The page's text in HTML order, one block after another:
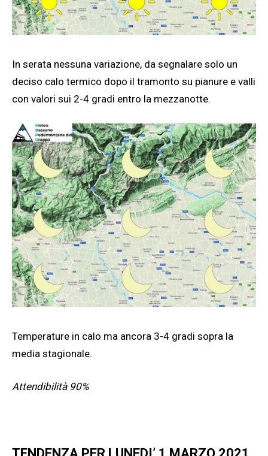
In serata nessuna variazione, da segnalare solo un
deciso calo termico dopo il tramonto su pianure e valli
con valori sui 2-4 gradi entro la mezzanotte.
Temperature in calo ma ancora 3-4 gradi sopra la
media stagionale.
Attendibilità 90%